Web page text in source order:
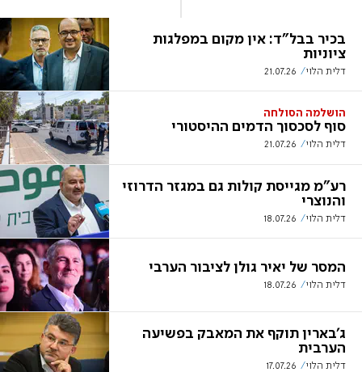
בכיר בבל"ד: אין מקום במפלגות
ציוניות
דלית הלוי 21.07.26
הושלמה הסולחה
סוף לסכסוך הדמים ההיסטורי
דלית הלוי 21.07.26
רע"מ מגייסת קולות גם במגזר הדרוזי
והנוצרי
דלית הלוי 18.07.26
המסר של יאיר גולן לציבור הערבי
דלית הלוי 18.07.26
ג'בארין תוקף את המאבק בפשיעה
הערבית
דלית הלוי 17.07.26